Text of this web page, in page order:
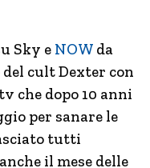
Sky e NOW da
cult Dexter con
che dopo 10 anni
per sanare le
tutti
il mese delle